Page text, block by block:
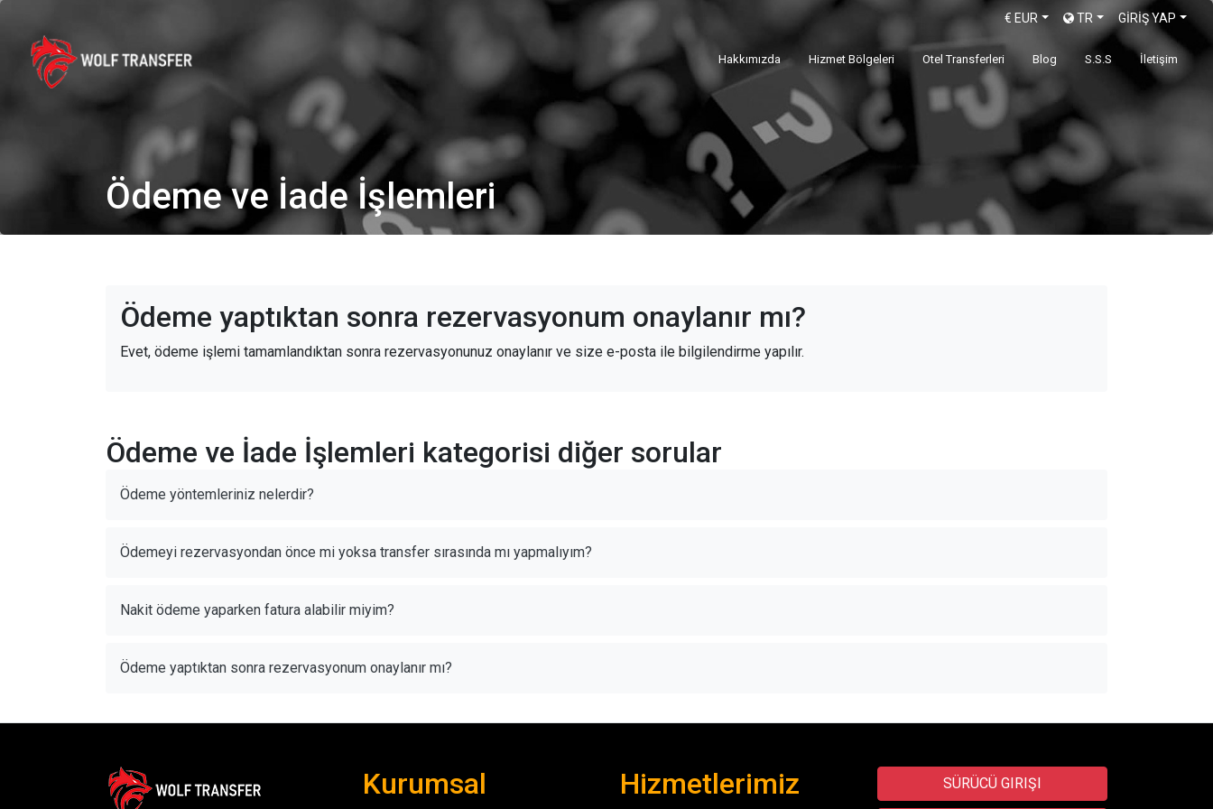
GİRİŞ YAP
TR
€ EUR
Hakkımızda Hizmet Bölgeleri Otel Transferleri Blog S.S.S İletişim
Ödeme ve İade İşlemleri
Ödeme yaptıktan sonra rezervasyonum onaylanır mı?
Evet, ödeme işlemi tamamlandıktan sonra rezervasyonunuz onaylanır ve size e-posta ile bilgilendirme yapılır.
Ödeme ve İade İşlemleri kategorisi diğer sorular
Ödeme yöntemleriniz nelerdir?
Ödemeyi rezervasyondan önce mi yoksa transfer sırasında mı yapmalıyım?
Nakit ödeme yaparken fatura alabilir miyim?
Ödeme yaptıktan sonra rezervasyonum onaylanır mı?
Kurumsal Hizmetlerimiz SÜRÜCÜ GIRIŞI